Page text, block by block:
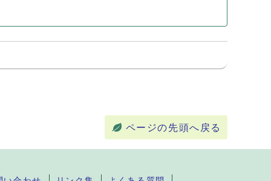
ページの先頭へ戻る